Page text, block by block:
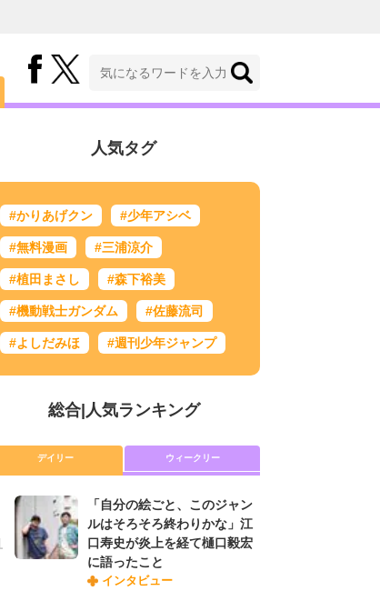
人気タグ
#かりあげクン #少年アシベ
#無料漫画 #三浦涼介
#植田まさし #森下裕美
#機動戦士ガンダム #佐藤流司
#よしだみほ #週刊少年ジャンプ
総合| 人気ランキング
デイリー ウィークリー
「自分の絵ごと、このジャン
ルはそろそろ終わりかな」江
口寿史が炎上を経て樋口毅宏
に語ったこと
インタビュー